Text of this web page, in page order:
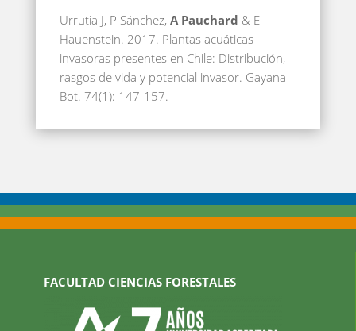
Urrutia J, P Sánchez, A Pauchard & E
Hauenstein. 2017. Plantas acuáticas
invasoras presentes en Chile: Distribución,
rasgos de vida y potencial invasor. Gayana
Bot. 74(1): 147-157.
FACULTAD CIENCIAS FORESTALES